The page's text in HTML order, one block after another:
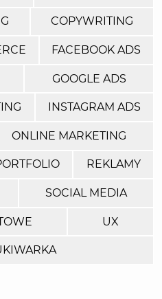
COPYWRITING
FACEBOOK ADS
GOOGLE ADS
INSTAGRAM ADS
ONLINE MARKETING
REKLAMY
SOCIAL MEDIA
UX